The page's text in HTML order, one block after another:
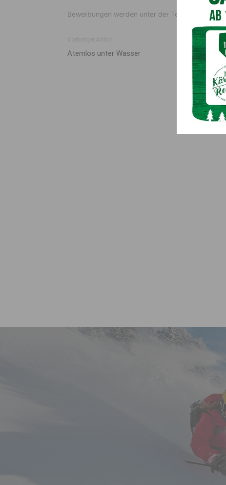
Bewerbungen werden unter der Tel. Nr. 0664/
Atemlos unter Wasser